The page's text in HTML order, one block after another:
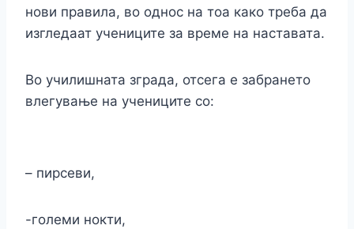
нови правила, во однос на тоа како треба да
изгледаат учениците за време на наставата.
Во училишната зграда, отсега е забрането
влегување на учениците со:
– пирсеви,
-големи нокти,